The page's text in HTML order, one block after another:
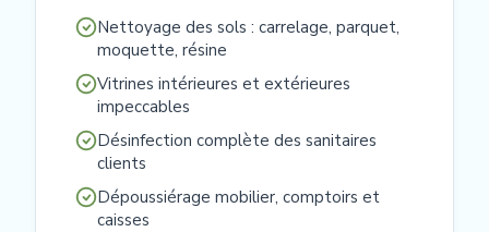
Nettoyage des sols : carrelage, parquet,
moquette, résine
Vitrines intérieures et extérieures
impeccables
Désinfection complète des sanitaires
clients
Dépoussiérage mobilier, comptoirs et
caisses